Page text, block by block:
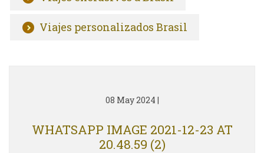
Viajes personalizados Brasil
08 May 2024 |
WHATSAPP IMAGE 2021-12-23 AT
20.48.59 (2)